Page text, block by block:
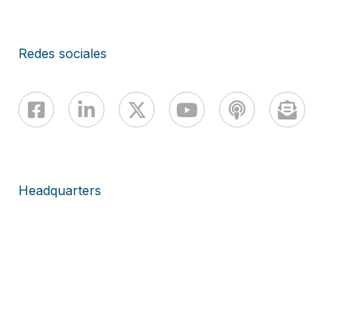
Redes sociales
Headquarters